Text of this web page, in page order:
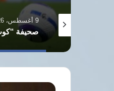
9 أغسطس، 2026
الجزائر